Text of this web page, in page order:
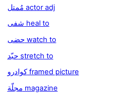
مُمتل actor adj
شفى heal to
حضى watch to
حبّد stretch to
كوادرو framed picture
مجلّة magazine